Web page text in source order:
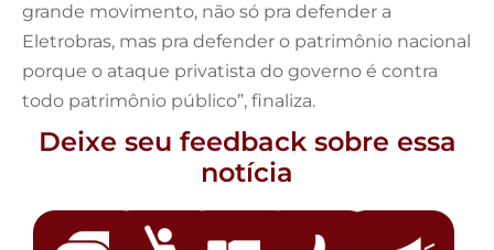
grande movimento, não só pra defender a
Eletrobras, mas pra defender o patrimônio nacional
porque o ataque privatista do governo é contra
todo patrimônio público”, finaliza.
Deixe seu feedback sobre essa
notícia